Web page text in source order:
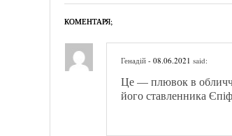
КОМЕНТАРЯ;
Генадій - 08.06.2021 said:
Це — плювок в
його ставленника